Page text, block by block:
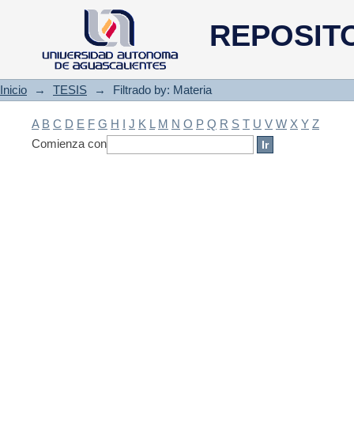
Filtrado by: Materia
Inicio → TESIS → Filtrado by: Materia
A B C D E F G H I J K L M N O P Q R S T U V W X Y Z
Comienza con